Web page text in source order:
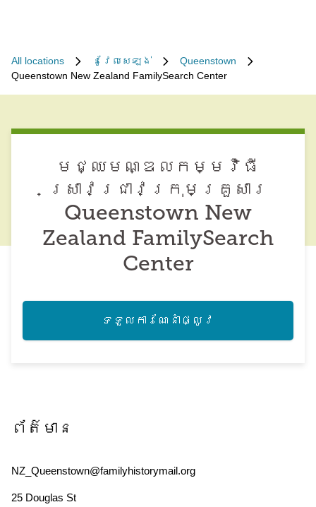
All locations នូវែល​សេឡង់
Queenstown
Queenstown New Zealand FamilySearch Center
មជ្ឈមណ្ឌល​កម្មវិធី​
ស្រាវជ្រាវ​ក្រុមគ្រួសារ
Queenstown New
Zealand FamilySearch
Center
ទទួល​ការណែនាំ​ផ្លូវ
ព័ត៌មាន
NZ_Queenstown@familyhistorymail.org
25 Douglas St